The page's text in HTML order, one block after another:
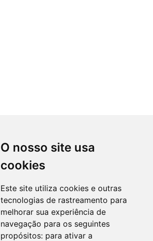
O nosso site usa
cookies
Este site utiliza cookies e outras
tecnologias de rastreamento para
melhorar sua experiência de
navegação para os seguintes
propósitos: para ativar a